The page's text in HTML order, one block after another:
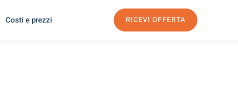
Costi e prezzi RICEVI OFFERTA